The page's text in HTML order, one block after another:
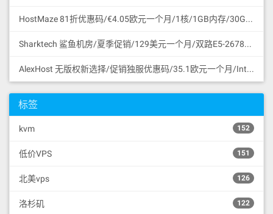
HostMaze 81折优惠码/€4.05欧元一个月/1核/1GB内存/30GB SSD硬盘/1Gbps/无限流量/KVM/罗马尼亚/无版权
Sharktech 鲨鱼机房/夏季促销/129美元一个月/双路E5-2678v3/64GB内存/1TB NVMe SSD/1Gbps/无限流量/60Gbps DDoS保护/3网直连/洛杉矶/支持支付宝
AlexHost 无版权新选择/促销独服优惠码/35.1欧元一个月/Intel I5 CPU/4G DDR3/1TB SATA HDD/无限流量/共享1Gbps/DDoS保护/摩尔多瓦/无版权
标签
kvm 152
低价VPS 151
北美vps 126
洛杉矶 122